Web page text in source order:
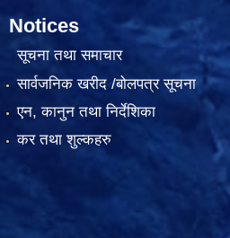
Notices
सूचना तथा समाचार
सार्वजनिक खरीद /बोलपत्र सूचना
एन, कानुन तथा निर्देशिका
कर तथा शुल्कहरु